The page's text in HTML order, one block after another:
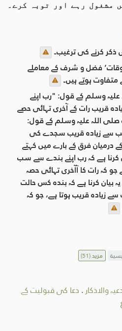
مشغول رہے اور توبہ کرے۔
کرنے کی ترغیب۔
اوقات‘ فضل و شرف کے معاملے
ہوتے ہیں۔
وسلم کے قول: "رب اپنے
قریب رات کے آخری تہائی حصے
صلى اللہ علیہ وسلم کے قول:
سے زیادہ قریب سجدے کی
درمیان فرق کے بارے میں کہتے
کرنا ہے کہ رب اپنے بندے سے سب
کہ رات کا آآخرى تہائى حصہ
بیان کرنا ہے کہ بندہ کس حالت
زیادہ قریب ہوتا ہے، جو کہ
مزید(51)
والاذکار. دعا کی قبولیت کے